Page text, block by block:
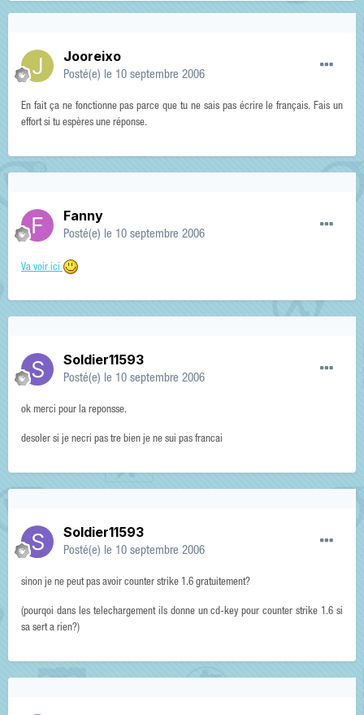
Jooreixo
Posté(e) le 10 septembre 2006
En fait ça ne fonctionne pas parce que tu ne sais pas écrire le français. Fais un
effort si tu espères une réponse.
Fanny
Posté(e) le 10 septembre 2006
Va voir ici
Soldier11593
Posté(e) le 10 septembre 2006
ok merci pour la reponsse.
desoler si je necri pas tre bien je ne sui pas francai
Soldier11593
Posté(e) le 10 septembre 2006
sinon je ne peut pas avoir counter strike 1.6 gratuitement?
(pourqoi dans les telechargement ils donne un cd-key pour counter strike 1.6 si
sa sert a rien?)